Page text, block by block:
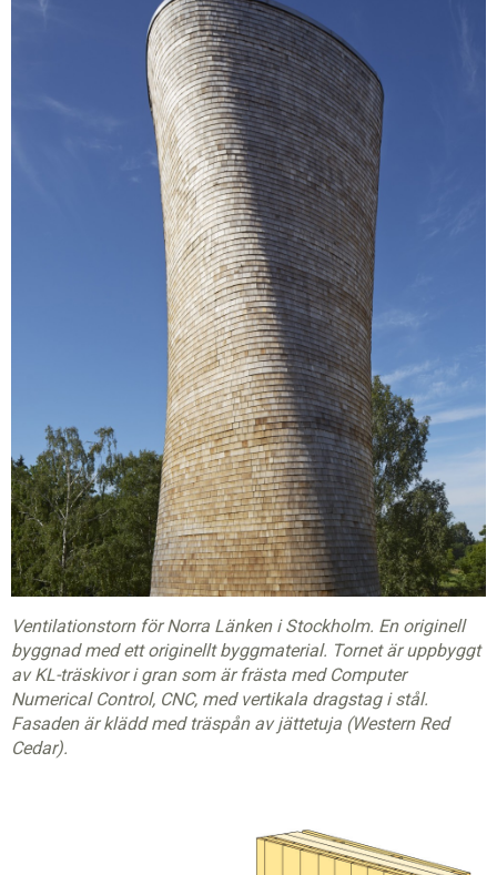
Ventilationstorn för Norra Länken i Stockholm. En originell
byggnad med ett originellt byggmaterial. Tornet är uppbyggt
av KL-träskivor i gran som är frästa med Computer
Numerical Control, CNC, med vertikala dragstag i stål.
Fasaden är klädd med träspån av jättetuja (Western Red
Cedar).